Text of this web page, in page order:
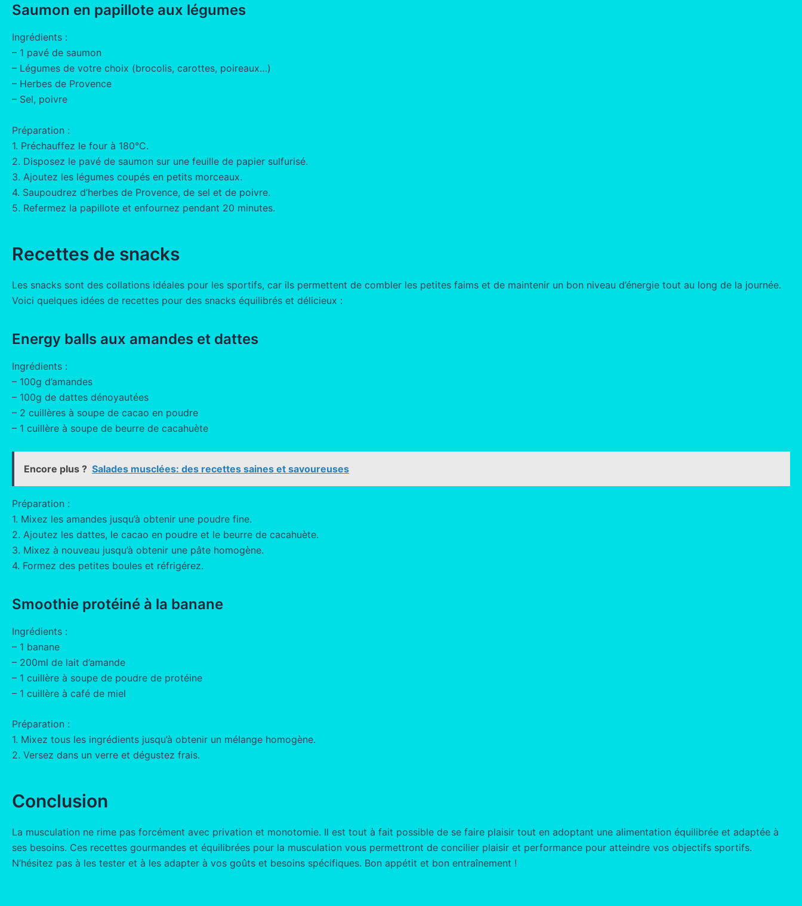
Saumon en papillote aux légumes
Ingrédients :
– 1 pavé de saumon
– Légumes de votre choix (brocolis, carottes, poireaux…)
– Herbes de Provence
– Sel, poivre
Préparation :
1. Préchauffez le four à 180°C.
2. Disposez le pavé de saumon sur une feuille de papier sulfurisé.
3. Ajoutez les légumes coupés en petits morceaux.
4. Saupoudrez d’herbes de Provence, de sel et de poivre.
5. Refermez la papillote et enfournez pendant 20 minutes.
Recettes de snacks
Les snacks sont des collations idéales pour les sportifs, car ils permettent de combler les petites faims et de maintenir un bon niveau d’énergie tout au long de la journée.
Voici quelques idées de recettes pour des snacks équilibrés et délicieux :
Energy balls aux amandes et dattes
Ingrédients :
– 100g d’amandes
– 100g de dattes dénoyautées
– 2 cuillères à soupe de cacao en poudre
– 1 cuillère à soupe de beurre de cacahuète
Encore plus ? Salades musclées: des recettes saines et savoureuses
Préparation :
1. Mixez les amandes jusqu’à obtenir une poudre fine.
2. Ajoutez les dattes, le cacao en poudre et le beurre de cacahuète.
3. Mixez à nouveau jusqu’à obtenir une pâte homogène.
4. Formez des petites boules et réfrigérez.
Smoothie protéiné à la banane
Ingrédients :
– 1 banane
– 200ml de lait d’amande
– 1 cuillère à soupe de poudre de protéine
– 1 cuillère à café de miel
Préparation :
1. Mixez tous les ingrédients jusqu’à obtenir un mélange homogène.
2. Versez dans un verre et dégustez frais.
Conclusion
La musculation ne rime pas forcément avec privation et monotomie. Il est tout à fait possible de se faire plaisir tout en adoptant une alimentation équilibrée et adaptée à
ses besoins. Ces recettes gourmandes et équilibrées pour la musculation vous permettront de concilier plaisir et performance pour atteindre vos objectifs sportifs.
N’hésitez pas à les tester et à les adapter à vos goûts et besoins spécifiques. Bon appétit et bon entraînement !